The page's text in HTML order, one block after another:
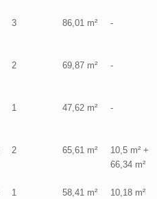
3 86,01 m² -
2 69,87 m² -
1 47,62 m² -
2 65,61 m²
10,5 m² +
66,34 m²
1 58,41 m²
10,18 m²